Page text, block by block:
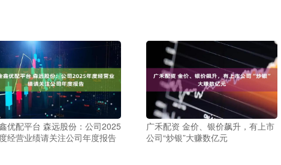
优配平台 森远股份：公司2025
经营业绩请关注公司年度报告
广禾配资 金价、银价飙升，有上市
公司“炒银”大赚数亿元